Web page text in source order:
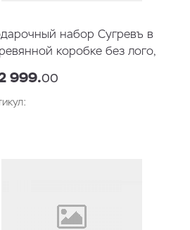
набор Сугревъ в
коробке без лого,
999.00